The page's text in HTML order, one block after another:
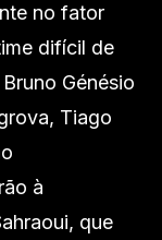
no fator
difícil de
Génésio
Tiago
à
que